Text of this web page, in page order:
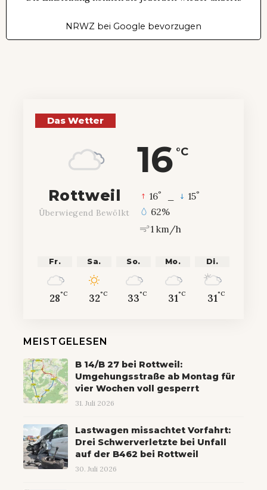
NRWZ bei Google bevorzugen
Das Wetter
16 °C
Rottweil
Überwiegend Bewölkt
16° 15°
62%
1 km/h
Fr.
28°C
Sa.
32°C
So.
33°C
Mo.
31°C
Di.
31°C
MEISTGELESEN
B 14/B 27 bei Rottweil:
Umgehungsstraße ab Montag für
vier Wochen voll gesperrt
31. Juli 2026
Lastwagen missachtet Vorfahrt:
Drei Schwerverletzte bei Unfall
auf der B462 bei Rottweil
30. Juli 2026